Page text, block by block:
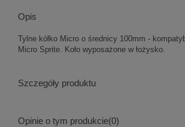
Opis
Tylne kółko Micro o średnicy 100mm -
Micro Sprite. Koło wyposażone w łożysko.
Szczegóły produktu
Opinie o tym produkcie(0)